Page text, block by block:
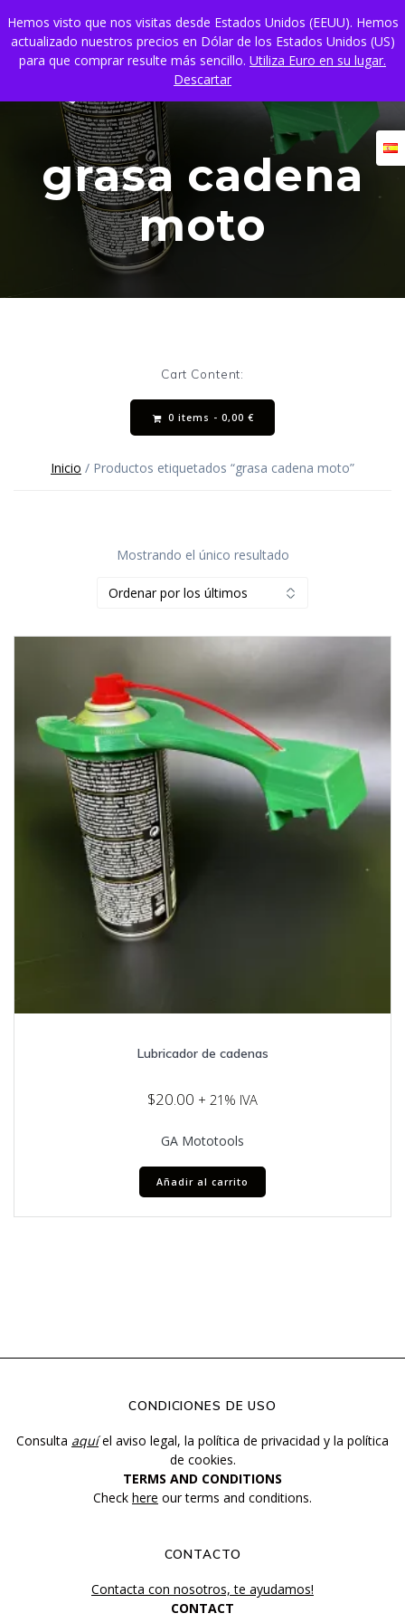
to
content
grasa cadena
moto
Cart Content:
0 items - 0,00 €
Inicio / Productos etiquetados “grasa cadena moto”
Mostrando el único resultado
Lubricador de cadenas
$20.00 + 21% IVA
GA Mototools
Añadir al carrito
CONDICIONES DE USO
Consulta aquíel aviso legal, la política de privacidad y la política
de cookies.
TERMS AND CONDITIONS
Check here our terms and conditions.
CONTACTO
Contacta con nosotros, te ayudamos!
CONTACT
Hemos visto que nos visitas desde Estados Unidos (EEUU). Hemos
actualizado nuestros precios en Dólar de los Estados Unidos (US)
para que comprar resulte más sencillo. Utiliza Euro en su lugar.
Descartar